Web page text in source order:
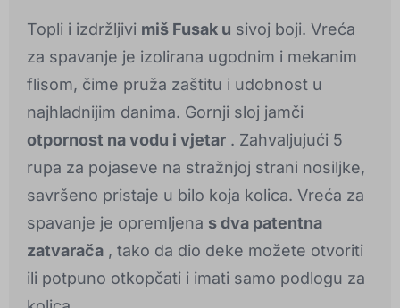
Topli i izdržljivi miš Fusak u sivoj boji. Vreća
za spavanje je izolirana ugodnim i mekanim
flisom, čime pruža zaštitu i udobnost u
najhladnijim danima. Gornji sloj jamči
otpornost na vodu i vjetar . Zahvaljujući 5
rupa za pojaseve na stražnjoj strani nosiljke,
savršeno pristaje u bilo koja kolica. Vreća za
spavanje je opremljena s dva patentna
zatvarača , tako da dio deke možete otvoriti
ili potpuno otkopčati i imati samo podlogu za